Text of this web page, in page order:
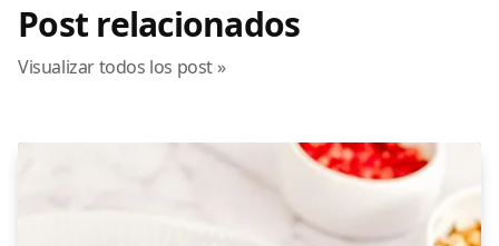
Post relacionados
Visualizar todos los post »